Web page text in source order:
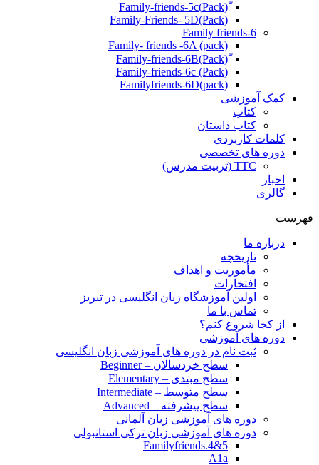
ّ(Pack)Family-friends-5c
Family-Friends- 5D(Pack)
Family friends-6
Family- friends -6A (pack)
Family-friends-6c (Pack)
Familyfriends-6D(pack)
کمک آموزشی
کتاب
کتاب داستان
کلمات کاربردی
دوره های تخصصی
TTC (تربیت مدرس)
اخبار
گالری
فهرست
درباره ما
تاریخچه
مأموریت و اهداف
افتخارات
اولین آموزشگاه زبان انگلیسی در تبریز
تماس با ما
از کجا شروع کنم؟
دوره های آموزشی
ثبت نام در دوره های آموزشی زبان انگلیسی
سطح خردسالان – Beginner
سطح مبتدی – Elementary
سطح متوسط – Intermediate
سطح پیشرفته – Advanced
دوره های آموزشی زبان آلمانی
دوره های آموزشی زبان ترکی استانبولی
Familyfriends.4&5
A1a